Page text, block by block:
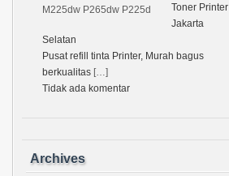
Toner Printer
Jakarta
Selatan
Pusat refill tinta Printer, Murah bagus
berkualitas […]
Tidak ada komentar
Archives